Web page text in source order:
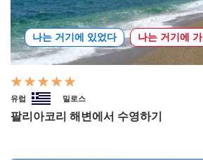
나는 거기에 있었다 나는 거기에
유럽 밀로스
팔리아코리 해변에서 수영하기